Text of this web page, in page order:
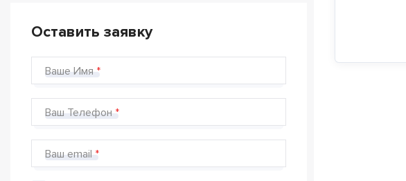
Оставить заявку
Ваше Имя
Ваш Телефон
Ваш email